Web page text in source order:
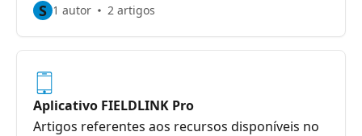
S 1 autor 2 artigos
Aplicativo FIELDLINK Pro
Artigos referentes aos recursos disponíveis no